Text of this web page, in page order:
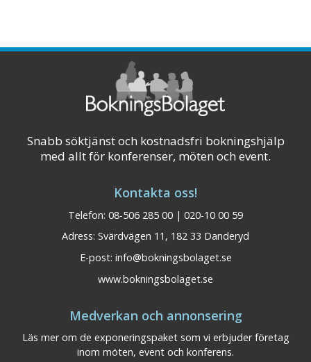
Snabb söktjänst och kostnadsfri bokningshjälp
med allt för konferenser, möten och event.
Kontakta oss!
Telefon: 08-506 285 00 | 020-10 00 59
Adress: Svärdvägen 11, 182 33 Danderyd
E-post: info@bokningsbolaget.se
www.bokningsbolaget.se
Medverkan och annonsering
Läs mer om de exponeringspaket som vi erbjuder företag
inom möten, event och konferens.